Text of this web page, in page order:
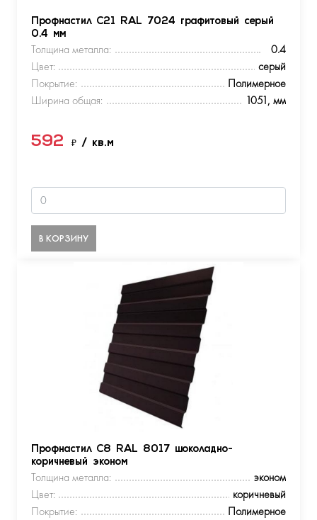
Профнастил С21 RAL 7024 графитовый серый
0.4 мм
Толщина металла:
0.4
Цвет:
серый
Покрытие:
Полимерное
Ширина общая:
1051, мм
592 ₽ / кв.м
В КОРЗИНУ
Профнастил С8 RAL 8017 шоколадно-
коричневый эконом
Толщина металла:
эконом
Цвет:
коричневый
Покрытие:
Полимерное